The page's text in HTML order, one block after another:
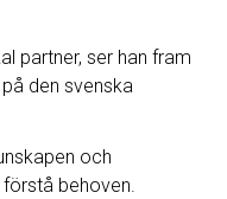
partner, ser han fram
den svenska
och
behoven.